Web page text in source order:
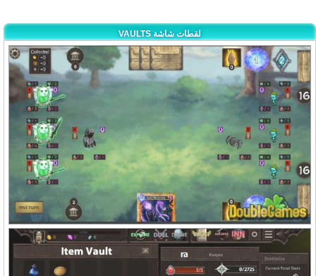
VAULTS لقطات شاشة